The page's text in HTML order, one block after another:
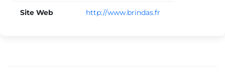
Site Web http://www.brindas.fr